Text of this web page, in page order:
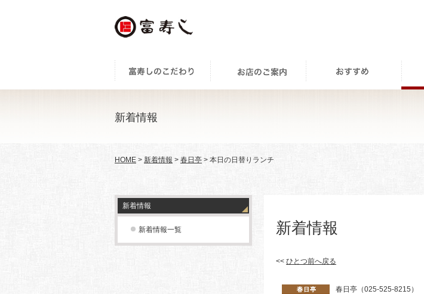
新着情報
HOME > 新着情報 > 春日亭 > 本日の日替りランチ
新着情報
新着情報一覧 新着情報
<< ひとつ前へ戻る
春日亭（025-525-8215）